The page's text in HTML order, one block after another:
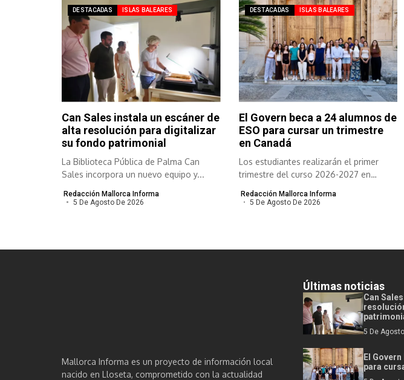
DESTACADAS ISLAS BALEARES
Can Sales instala un escáner de
alta resolución para digitalizar
su fondo patrimonial
La Biblioteca Pública de Palma Can
Sales incorpora un nuevo equipo y...
Redacción Mallorca Informa
5 De Agosto De 2026
DESTACADAS ISLAS BALEARES
El Govern beca a 24 alumnos de
ESO para cursar un trimestre
en Canadá
Los estudiantes realizarán el primer
trimestre del curso 2026-2027 en
Redacción Mallorca Informa
5 De Agosto De 2026
Mallorca Informa es un proyecto de información local
nacido en Lloseta, comprometido con la actualidad
Últimas noticias
Can
5 De
El Govern
para